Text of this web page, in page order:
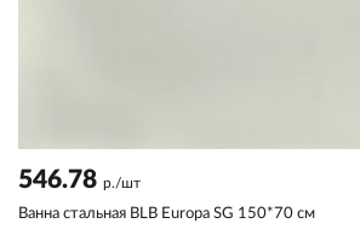
546.78 р./шт
Ванна стальная BLB Europa SG 150*70 см